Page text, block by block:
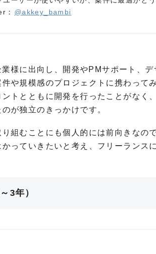
：
@akkey_bambi
様に出向し、開発やPMサポート、
や規模感のプロジェクトに携わって
トとともに開発を行ったことがなく
が独立のきっかけです。
組むことにも個人的には前向きなの
っていきたいと考え、フリーランス
3年）